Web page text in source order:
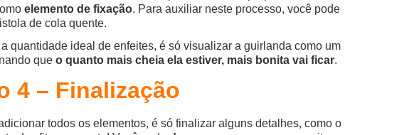
elemento de fixação. Para auxiliar neste processo, você pode
de cola quente.
quantidade ideal de enfeites, é só visualizar a guirlanda como um
que o quanto mais cheia ela estiver, mais bonita vai ficar.
4 – Finalização
todos os elementos, é só finalizar alguns detalhes, como o